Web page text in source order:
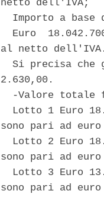
netto dell'IVA;
Importo a base
Euro
al netto
Si precisa che
2.630,00.
-Valore totale
Lotto 1 Euro
sono pari ad
Lotto 2 Euro
sono pari ad
Lotto 3 Euro
sono pari ad